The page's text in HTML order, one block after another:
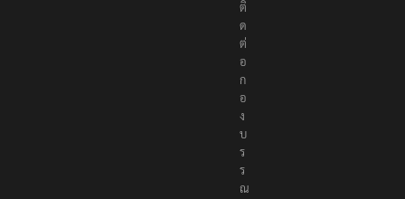
รื
อ
ติ
ด
ต่
อ
ก
อ
ง
บ
ร